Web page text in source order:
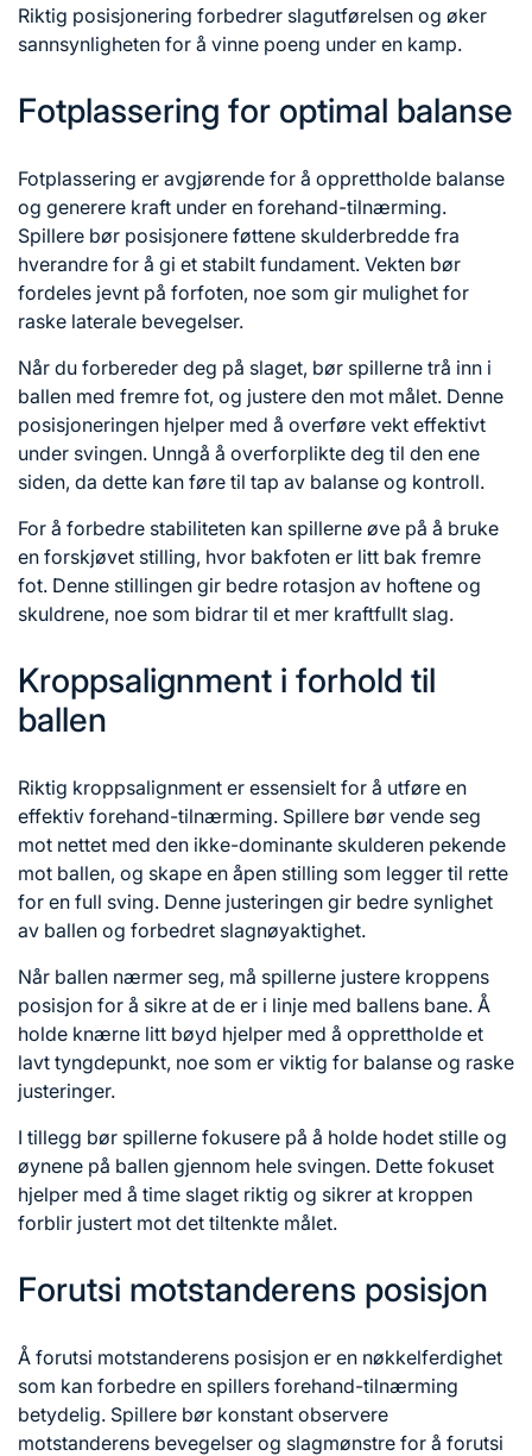
Riktig posisjonering forbedrer slagutførelsen og øker
sannsynligheten for å vinne poeng under en kamp.
Fotplassering for optimal balanse
Fotplassering er avgjørende for å opprettholde balanse
og generere kraft under en forehand-tilnærming.
Spillere bør posisjonere føttene skulderbredde fra
hverandre for å gi et stabilt fundament. Vekten bør
fordeles jevnt på forfoten, noe som gir mulighet for
raske laterale bevegelser.
Når du forbereder deg på slaget, bør spillerne trå inn i
ballen med fremre fot, og justere den mot målet. Denne
posisjoneringen hjelper med å overføre vekt effektivt
under svingen. Unngå å overforplikte deg til den ene
siden, da dette kan føre til tap av balanse og kontroll.
For å forbedre stabiliteten kan spillerne øve på å bruke
en forskjøvet stilling, hvor bakfoten er litt bak fremre
fot. Denne stillingen gir bedre rotasjon av hoftene og
skuldrene, noe som bidrar til et mer kraftfullt slag.
Kroppsalignment i forhold til
ballen
Riktig kroppsalignment er essensielt for å utføre en
effektiv forehand-tilnærming. Spillere bør vende seg
mot nettet med den ikke-dominante skulderen pekende
mot ballen, og skape en åpen stilling som legger til rette
for en full sving. Denne justeringen gir bedre synlighet
av ballen og forbedret slagnøyaktighet.
Når ballen nærmer seg, må spillerne justere kroppens
posisjon for å sikre at de er i linje med ballens bane. Å
holde knærne litt bøyd hjelper med å opprettholde et
lavt tyngdepunkt, noe som er viktig for balanse og raske
justeringer.
I tillegg bør spillerne fokusere på å holde hodet stille og
øynene på ballen gjennom hele svingen. Dette fokuset
hjelper med å time slaget riktig og sikrer at kroppen
forblir justert mot det tiltenkte målet.
Forutsi motstanderens posisjon
Å forutsi motstanderens posisjon er en nøkkelferdighet
som kan forbedre en spillers forehand-tilnærming
betydelig. Spillere bør konstant observere
motstanderens bevegelser og slagmønstre for å forutsi